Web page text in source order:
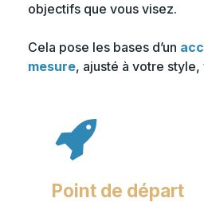
objectifs que vous visez.
Cela pose les bases d’un
mesure, ajusté à votre
Point de départ